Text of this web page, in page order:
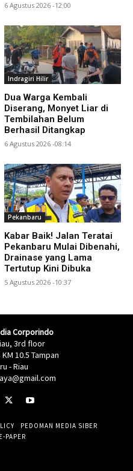
6 Agustus 2026 -12:00
Indragiri Hilir
Dua Warga Kembali
Diserang, Monyet Liar di
Tembilahan Belum
Berhasil Ditangkap
6 Agustus 2026 -08:14
Pekanbaru
Kabar Baik! Jalan Teratai
Pekanbaru Mulai Dibenahi,
Drainase yang Lama
Tertutup Kini Dibuka
5 Agustus 2026 -10:37
Corporindo
3rd floor
10.5 Tampan
- Riau
PEDOMAN MEDIA SIBER
PAPER